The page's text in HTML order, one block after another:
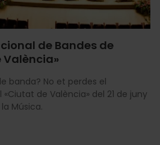
de Bandes de
banda? No et perdes el
de València» del 21 de juny
Música.